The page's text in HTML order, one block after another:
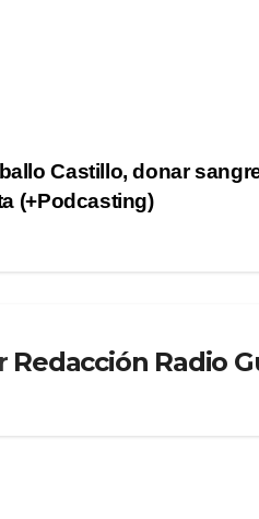
Castillo, donar
(+Podcasting)
Redacción Radio